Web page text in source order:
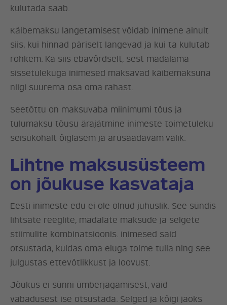
kulutada saab.
Käibemaksu langetamisest võidab inimene ainult
siis, kui hinnad päriselt langevad ja kui ta kulutab
rohkem. Ka siis ebavõrdselt, sest madalama
sissetulekuga inimesed maksavad käibemaksuna
niigi suurema osa oma rahast.
Seetõttu on maksuvaba miinimumi tõus ja
tulumaksu tõusu ärajätmine inimeste toimetuleku
seisukohalt õiglasem ja arusaadavam valik.
Lihtne maksusüsteem
on jõukuse kasvataja
Eesti inimeste edu ei ole olnud juhuslik. See sündis
lihtsate reeglite, madalate maksude ja selgete
stiimulite kombinatsioonis. Inimesed said
otsustada, kuidas oma eluga toime tulla ning see
julgustas ettevõtlikkust ja loovust.
Jõukus ei sünni ümberjagamisest, vaid
vabadusest ise otsustada. Selged ja kõigi jaoks